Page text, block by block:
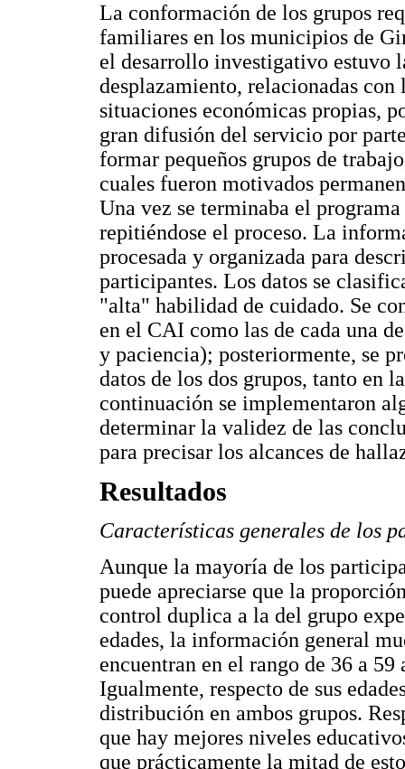
La conformación de los grupos
familiares en los municipios de
el desarrollo investigativo estuvo
desplazamiento, relacionadas
situaciones económicas propias,
gran difusión del servicio por
formar pequeños grupos de
cuales fueron motivados
Una vez se terminaba el
repitiéndose el proceso. La
procesada y organizada para
participantes. Los datos se
"alta" habilidad de cuidado. Se
en el CAI como las de cada una
y paciencia); posteriormente, se
datos de los dos grupos, tanto en
continuación se implementaron
determinar la validez de las
para precisar los alcances de
Resultados
Características generales de los
Aunque la mayoría de los
puede apreciarse que la
control duplica a la del grupo
edades, la información general
encuentran en el rango de 36 a
Igualmente, respecto de sus
distribución en ambos grupos.
que hay mejores niveles
que prácticamente la mitad de